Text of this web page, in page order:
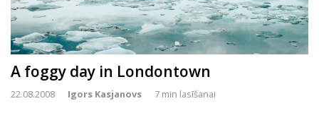
A foggy day in Londontown
22.08.2008 Igors Kasjanovs 7 min lasīšanai